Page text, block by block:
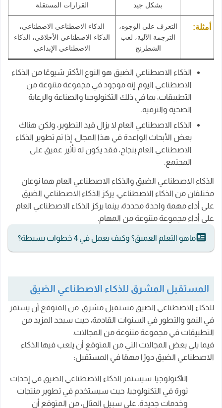
بشكل جيد
القرارات المستقلة
أمثلة:
التعرف على الوجوه،
الترجمة الآلية، لعب
الشطرنج
الذكاء الاصطناعي الاصطناعي،
الذكاء الاصطناعي الأخلاقي، الذكاء
الاصطناعي الإبداعي
الذكاء الاصطناعي الضيق هو النوع الأكثر شيوعًا من الذكاء
الاصطناعي اليوم. إنه موجود في مجموعة متنوعة من
التطبيقات، بما في ذلك التكنولوجيا والصناعة والرعاية
الصحية والترفيه.
الذكاء الاصطناعي العام لا يزال قيد التطوير، ولكن هناك
بعض الأبحاث الواعدة في هذا المجال. إذا تم تطوير الذكاء
الاصطناعي العام بنجاح، فقد يكون له تأثير عميق على
المجتمع.
الذكاء الاصطناعي الضيق والذكاء الاصطناعي العام هما نوعان
مختلفان من الذكاء الاصطناعي. يركز الذكاء الاصطناعي الضيق
على أداء مهمة واحدة محددة، بينما يركز الذكاء الاصطناعي العام
على أداء مجموعة متنوعة من المهام.
ماهو التعلم العميق؟ وكيف يعمل في 4 خطوات بسيطة؟
المستقبل المشرق للذكاء الاصطناعي الضيق
للذكاء الاصطناعي الضيق مستقبل مشرق. من المتوقع أن يستمر
في النمو والتطور في السنوات القادمة، حيث سيجد المزيد من
التطبيقات في مجموعة متنوعة من المجالات.
فيما يلي بعض المجالات التي من المتوقع أن يلعب فيها الذكاء
الاصطناعي الضيق دورًا مهمًا في المستقبل:
التكنولوجيا: سيستمر الذكاء الاصطناعي الضيق في إحداث
ثورة في التكنولوجيا، حيث سيستخدم في تطوير منتجات
وخدمات جديدة. على سبيل المثال، من المتوقع أن